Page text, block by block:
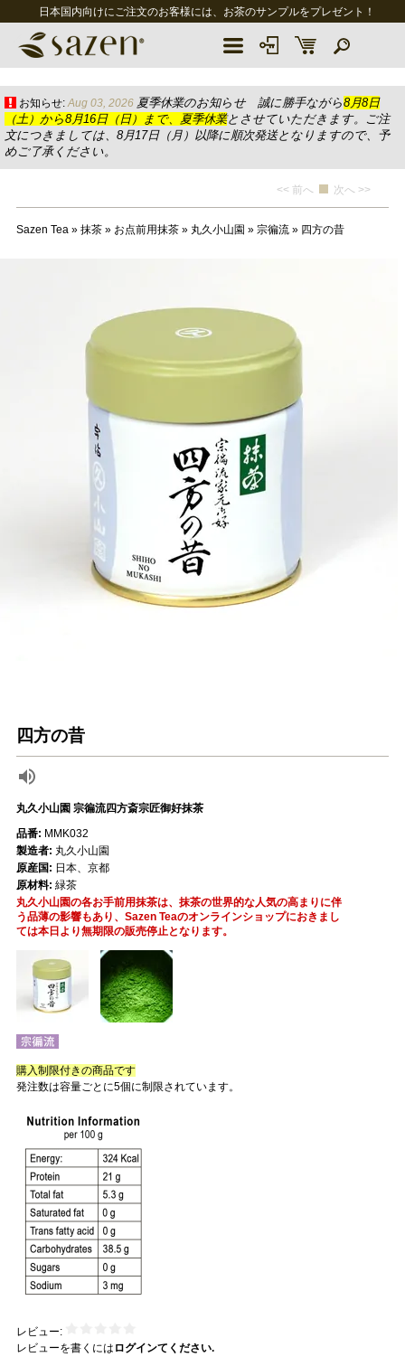
日本国内向けにご注文のお客様には、お茶のサンプルをプレゼント！
お知らせ: Aug 03, 2026 夏季休業のお知らせ 誠に勝手ながら8月8日
（土）から8月16日（日）まで、夏季休業とさせていただきます。ご注
文につきましては、8月17日（月）以降に順次発送となりますので、予
めご了承ください。
<< 前へ 次へ >>
Sazen Tea» 抹茶» お点前用抹茶» 丸久小山園 » 宗徧流» 四方の昔
四方の昔
丸久小山園 宗徧流四方斎宗匠御好抹茶
購入制限付きの商品です
発注数は容量ごとに5個に制限されています。
レビュー:
レビューを書くには ログインてください.
品番: MMK032
製造者: 丸久小山園
原産国: 日本、京都
原材料: 緑茶
丸久小山園の各お手前用抹茶は、抹茶の世界的な人気の高まりに伴
う品薄の影響もあり、Sazen Teaのオンラインショップにおきまし
ては本日より無期限の販売停止となります。